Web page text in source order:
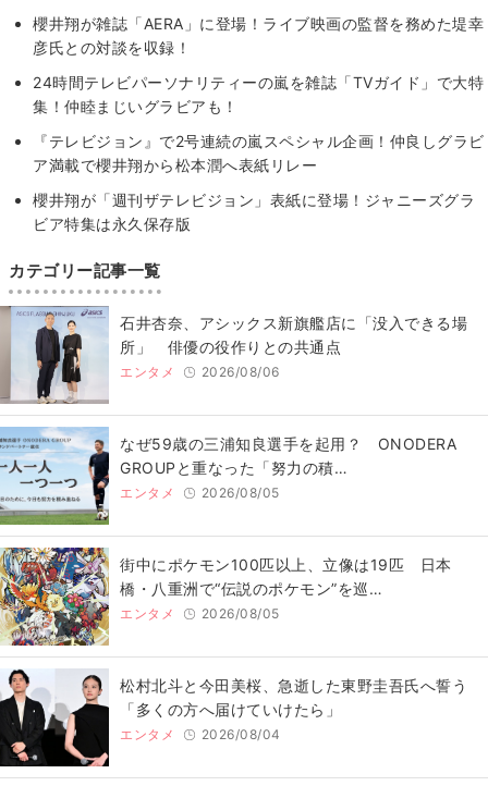
櫻井翔が雑誌「AERA」に登場！ライブ映画の監督を務めた堤幸
彦氏との対談を収録！
24時間テレビパーソナリティーの嵐を雑誌「TVガイド」で大特
集！仲睦まじいグラビアも！
『テレビジョン』で2号連続の嵐スペシャル企画！仲良しグラビ
ア満載で櫻井翔から松本潤へ表紙リレー
櫻井翔が「週刊ザテレビジョン」表紙に登場！ジャニーズグラ
ビア特集は永久保存版
カテゴリー記事一覧
石井杏奈、アシックス新旗艦店に「没入できる場
所」 俳優の役作りとの共通点
エンタメ 2026/08/06
なぜ59歳の三浦知良選手を起用？ ONODERA
GROUPと重なった「努力の積…
エンタメ 2026/08/05
街中にポケモン100匹以上、立像は19匹 日本
橋・八重洲で“伝説のポケモン”を巡…
エンタメ 2026/08/05
松村北斗と今田美桜、急逝した東野圭吾氏へ誓う
「多くの方へ届けていけたら」
エンタメ 2026/08/04